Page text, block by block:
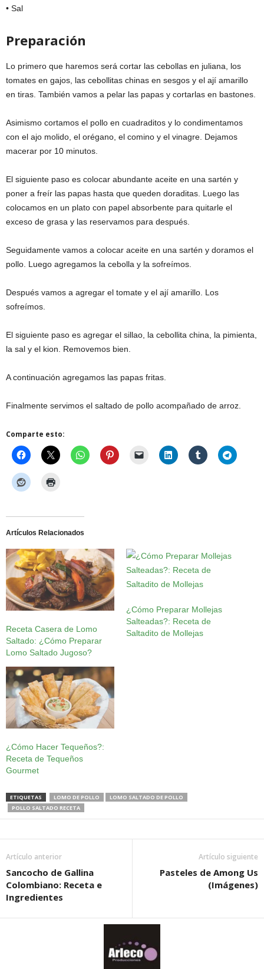
• Sal
Preparación
Lo primero que haremos será cortar las cebollas en juliana, los
tomates en gajos, las cebollitas chinas en sesgos y el ají amarillo
en tiras. También vamos a pelar las papas y cortarlas en bastones.
Asimismo cortamos el pollo en cuadraditos y lo condimentamos
con el ajo molido, el orégano, el comino y el vinagre. Dejamos
macerar por 10 minutos.
El siguiente paso es colocar abundante aceite en una sartén y
poner a freír las papas hasta que queden doraditas. Luego las
colocamos en un plato con papel absorbente para quitarle el
exceso de grasa y las reservamos para después.
Seguidamente vamos a colocar aceite en una sartén y doramos el
pollo. Luego agregamos la cebolla y la sofreímos.
Después vamos a agregar el tomate y el ají amarillo. Los
sofreímos.
El siguiente paso es agregar el sillao, la cebollita china, la pimienta,
la sal y el kion. Removemos bien.
A continuación agregamos las papas fritas.
Finalmente servimos el saltado de pollo acompañado de arroz.
Comparte esto:
Artículos Relacionados
Receta Casera de Lomo
Saltado: ¿Cómo Preparar
Lomo Saltado Jugoso?
¿Cómo Preparar Mollejas
Salteadas?: Receta de
Saltadito de Mollejas
¿Cómo Hacer Tequeños?:
Receta de Tequeños
Gourmet
ETIQUETAS LOMO DE POLLO
LOMO SALTADO DE POLLO
POLLO SALTADO RECETA
Artículo anterior
Sancocho de Gallina
Colombiano: Receta e
Ingredientes
Artículo siguiente
Pasteles de Among Us
(Imágenes)